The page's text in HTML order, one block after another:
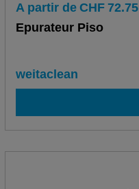
A partir de CHF 72.75
Epurateur Piso
weitaclean